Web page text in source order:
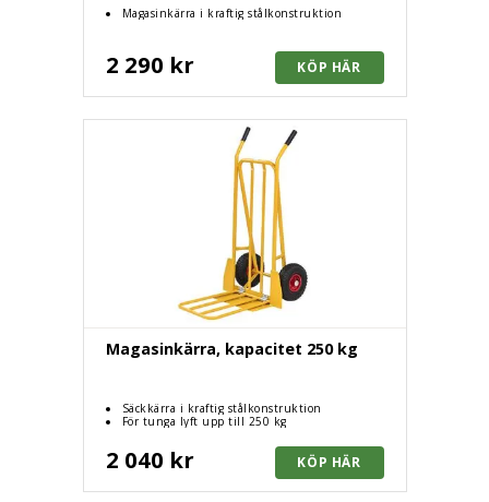
Magasinkärra i kraftig stålkonstruktion
2 290 kr
Magasinkärra, kapacitet 250 kg
Säckkärra i kraftig stålkonstruktion
För tunga lyft upp till 250 kg
2 040 kr